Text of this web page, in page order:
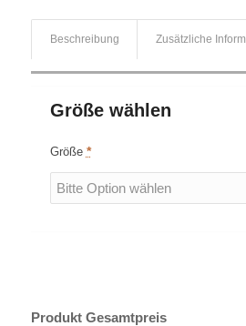
Beschreibung Zusätzliche
Größe wählen
Größe *
Produkt Gesamtpreis